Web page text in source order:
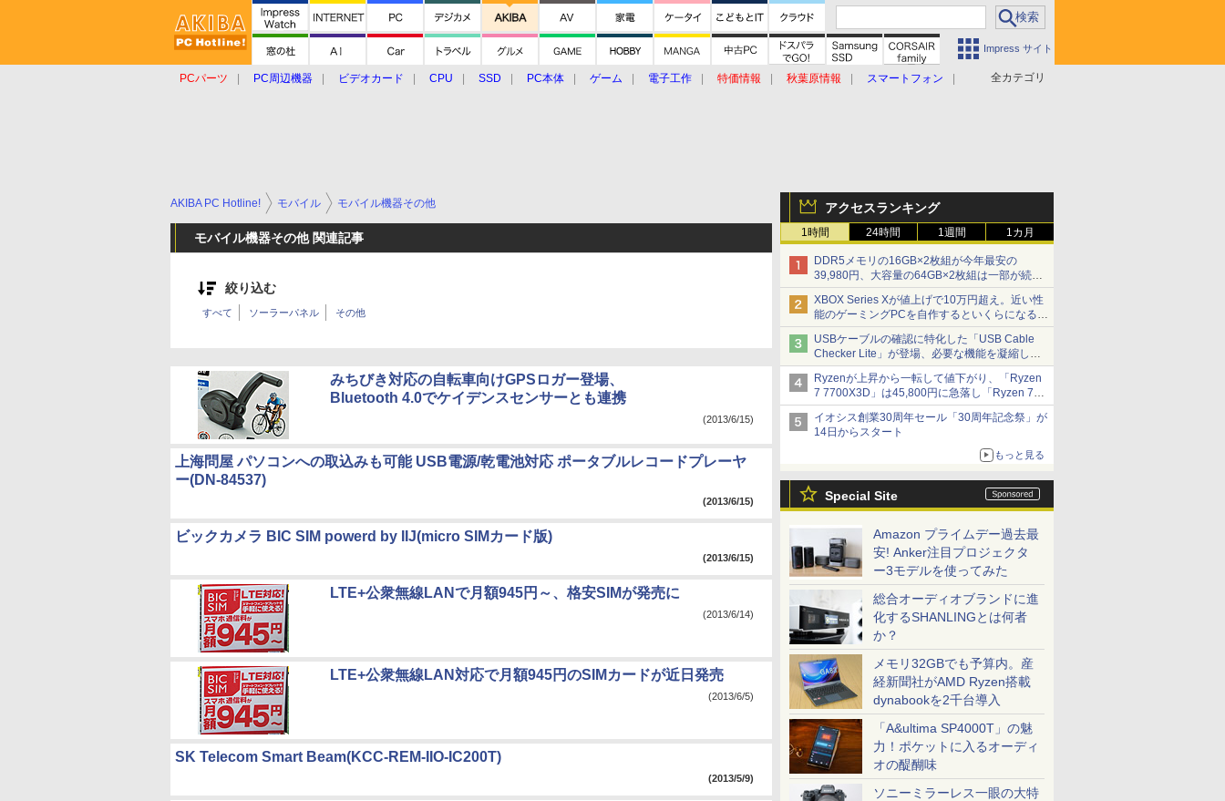
Impress サイト
全カテゴリ
PCパーツ PC周辺機器 ビデオカード CPU SSD PC本体 ゲーム 電子工作 特価情報 秋葉原情報
スマートフォン
アクセスランキング
1時間 24時間 1週間 1カ月
DDR5メモリの16GB×2枚組が今年最安の
39,980円、大容量の64GB×2枚組は一部が続騰
[8月前半のメモリ価格]
XBOX Series Xが値上げで10万円超え。近い性
能のゲーミングPCを自作するといくらになる？
【石田賀津男の『酒の肴にPCゲーム』】
USBケーブルの確認に特化した「USB Cable
Checker Lite」が登場、必要な機能を凝縮しコ
ンパクトに 7日発売
Ryzenが上昇から一転して値下がり、「Ryzen
7 7700X3D」は45,800円に急落し「Ryzen 7
7800X3D」との価格逆転解消 [8月前半のCPU
価格]
イオシス創業30周年セール「30周年記念祭」が
14日からスタート
もっと見る
Special Site
Amazon プライムデー過去最
安! Anker注目プロジェクタ
ー3モデルを使ってみた
総合オーディオブランドに進
化するSHANLINGとは何者
か？
メモリ32GBでも予算内。産
経新聞社がAMD Ryzen搭載
dynabookを2千台導入
「A&ultima SP4000T」の魅
力！ポケットに入るオーディ
オの醍醐味
ソニーミラーレス一眼の大特
AKIBA PC Hotline! モバイル モバイル機器その他
モバイル機器その他 関連記事
絞り込む
すべて ソーラーパネル その他
みちびき対応の自転車向けGPSロガー登場、
Bluetooth 4.0でケイデンスセンサーとも連携
(2013/6/15)
上海問屋 パソコンへの取込みも可能 USB電源/乾電池対応 ポータブルレコードプレーヤ
ー(DN-84537)
(2013/6/15)
ビックカメラ BIC SIM powerd by IIJ(micro SIMカード版)
(2013/6/15)
LTE+公衆無線LANで月額945円～、格安SIMが発売に
(2013/6/14)
LTE+公衆無線LAN対応で月額945円のSIMカードが近日発売
(2013/6/5)
SK Telecom Smart Beam(KCC-REM-IIO-IC200T)
(2013/5/9)